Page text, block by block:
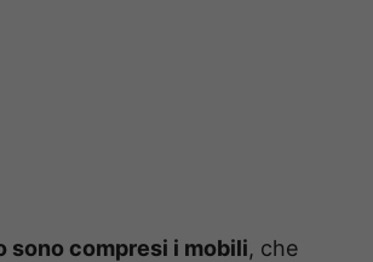
sono compresi i mobili, che